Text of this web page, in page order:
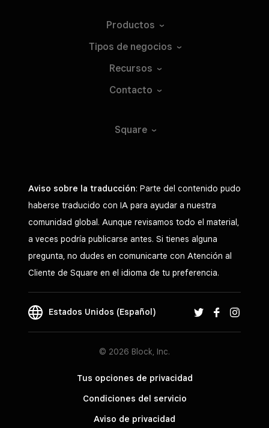
Productos
Tipos de negocios
Recursos
Contacto
Square
Aviso sobre la traducción: Parte del contenido pudo
haberse traducido con IA para ayudar a nuestra
comunidad global. Aunque revisamos todo el material,
a veces podría publicarse antes. Si tienes alguna
pregunta, no dudes en comunicarte con Atención al
Cliente de Square en el idioma de tu preferencia.
Estados Unidos (Español)
© 2026 Block, Inc.
Tus opciones de privacidad
Condiciones del servicio
Aviso de privacidad